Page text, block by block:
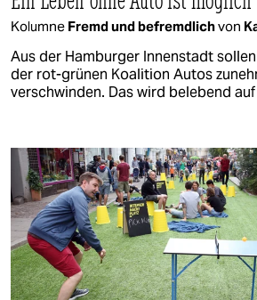
Kolumne Fremd und befremdlichvon
Aus der Hamburger Innenstadt
der rot-grünen Koalition Autos
verschwinden. Das wird belebend